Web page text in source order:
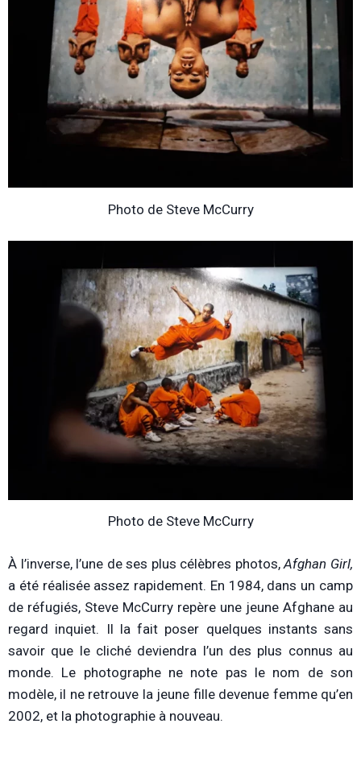
Photo de Steve McCurry
Photo de Steve McCurry
À l’inverse, l’une de ses plus célèbres photos,Afghan Girl,
a été réalisée assez rapidement. En 1984, dans un camp
de réfugiés, Steve McCurry repère une jeune Afghane au
regard inquiet. Il la fait poser quelques instants sans
savoir que le cliché deviendra l’un des plus connus au
monde. Le photographe ne note pas le nom de son
modèle, il ne retrouve la jeune fille devenue femme qu’en
2002, et la photographie à nouveau.